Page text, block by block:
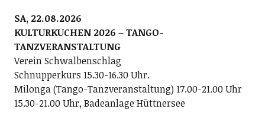
SA, 22.08.2026
KULTURKUCHEN 2026 – TANGO-
TANZVERANSTALTUNG
Verein Schwalbenschlag
Schnupperkurs 15.30-16.30 Uhr.
Milonga (Tango-Tanzveranstaltung) 17.00-21.00 Uhr
15.30-21.00 Uhr, Badeanlage Hüttnersee